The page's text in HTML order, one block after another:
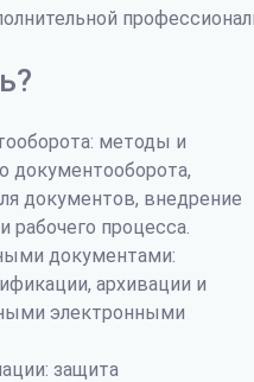
методы и
документооборота,
документов, внедрение
рабочего процесса.
документами:
архивации и
электронными
защита